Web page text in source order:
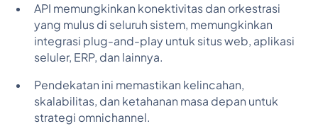
API memungkinkan konektivitas dan orkestrasi
yang mulus di seluruh sistem, memungkinkan
integrasi plug-and-play untuk situs web, aplikasi
seluler, ERP, dan lainnya.
Pendekatan ini memastikan kelincahan,
skalabilitas, dan ketahanan masa depan untuk
strategi omnichannel.